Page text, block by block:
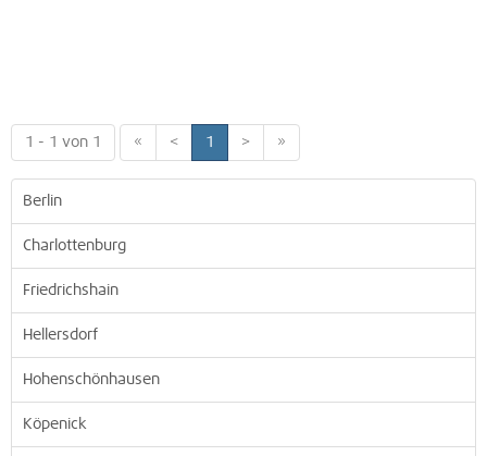
1 - 1 von 1 « < 1 > »
Berlin
Charlottenburg
Friedrichshain
Hellersdorf
Hohenschönhausen
Köpenick